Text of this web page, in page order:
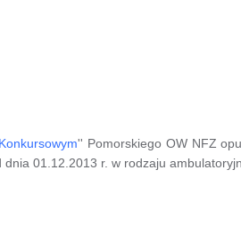
'' Pomorskiego OW NFZ
01.12.2013 r. w rodzaju